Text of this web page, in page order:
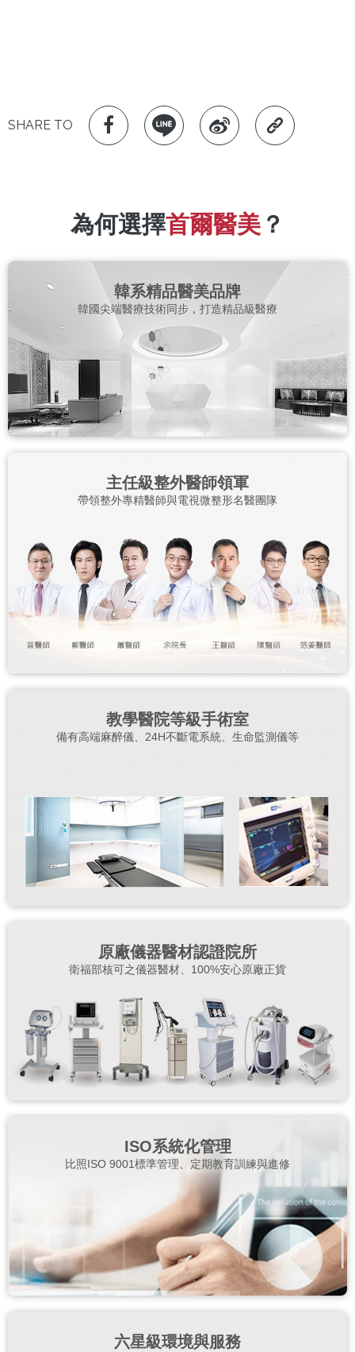
SHARE TO
為何選擇首爾醫美 ？
韓系精品醫美品牌
韓國尖端醫療技術同步，打造精品級醫療
主任級整外醫師領軍
帶領整外專精醫師與電視微整形名醫團隊
教學醫院等級手術室
備有高端麻醉儀、24H不斷電系統、生命監測儀等
原廠儀器醫材認證院所
衛福部核可之儀器醫材、100%安心原廠正貨
ISO系統化管理
比照ISO 9001標準管理、定期教育訓練與進修
六星級環境與服務